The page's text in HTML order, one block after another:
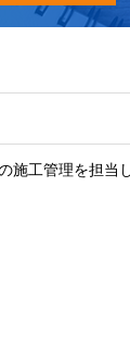
工管理を担当